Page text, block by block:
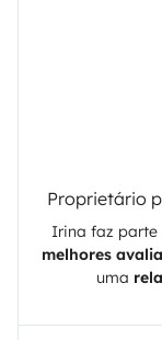
Proprietário
Irina faz parte
melhores
uma